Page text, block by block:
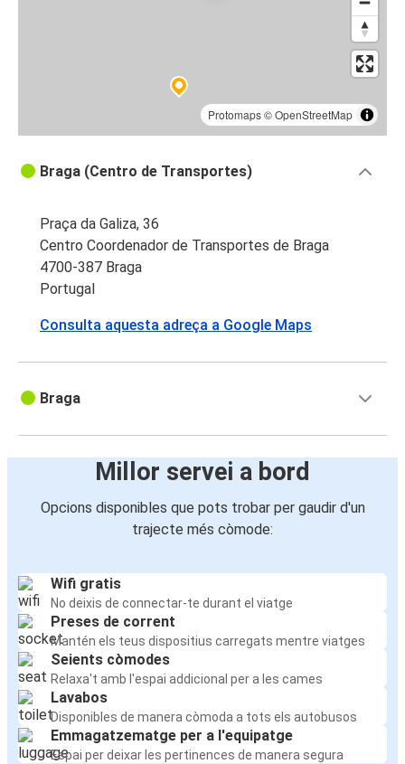
Protomaps©OpenStreetMap
Braga (Centro de Transportes)
Praça da Galiza, 36
Centro Coordenador de Transportes de Braga
4700-387 Braga
Portugal
Consulta aquesta adreça a Google Maps
Braga
Millor servei a bord
Opcions disponibles que pots trobar per gaudir d'un
trajecte més còmode:
Wifi gratis
No deixis de connectar-te durant el viatge
Preses de corrent
Mantén els teus dispositius carregats mentre viatges
Seients còmodes
Relaxa't amb l'espai addicional per a les cames
Lavabos
Disponibles de manera còmoda a tots els autobusos
Emmagatzematge per a l'equipatge
Espai per deixar les pertinences de manera segura